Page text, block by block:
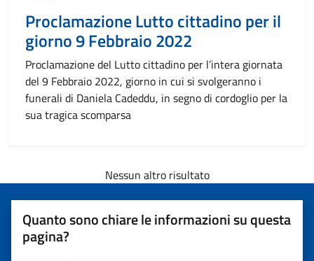
Proclamazione Lutto cittadino per il
giorno 9 Febbraio 2022
Proclamazione del Lutto cittadino per l’intera giornata
del 9 Febbraio 2022, giorno in cui si svolgeranno i
funerali di Daniela Cadeddu, in segno di cordoglio per la
sua tragica scomparsa
Nessun altro risultato
Quanto sono chiare le informazioni su questa
pagina?